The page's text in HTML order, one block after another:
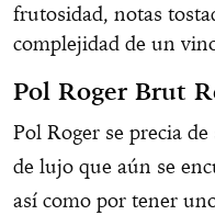
frutosidad, notas
complejidad de un
Pol Roger Brut
Pol Roger se precia
de lujo que aún se
así como por tener